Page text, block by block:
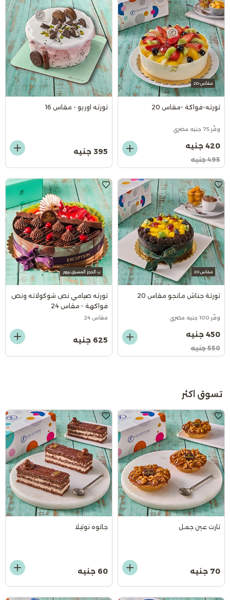
مقاس-20
تورته-فواكة -مقاس 20
وفّر 75 جنيه مصري
420 جنيه
495 جنيه
تورته اوريو - مقاس 16
395 جنيه
مقاس 20
تورتة جناش مانجو مقاس 20
وفّر 100 جنيه مصري
450 جنيه
550 جنيه
ب الحجز المسبق بيوم
تورته صيامي نص شوكولاته ونص
فواكهة - مقاس 24
مقاس 24
625 جنيه
تسوق اكثر
تارت عين جمل
70 جنيه
جاتوه نوتيلا
60 جنيه